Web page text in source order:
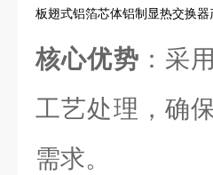
板翅式铝箔芯体铝制显热交换器
核心优势 ：采
工艺处理，确
需求。